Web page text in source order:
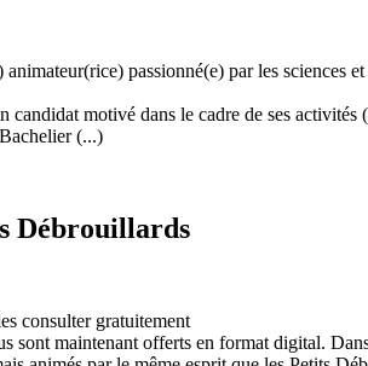
passionné(e) par les
candidat motivé dans le cadre de ses
(...)
Débrouillards
consulter gratuitement
sont maintenant offerts en format digital.